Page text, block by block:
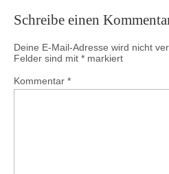
Schreibe einen
Deine E-Mail-Adresse wird nicht
Felder sind mit * markiert
Kommentar *